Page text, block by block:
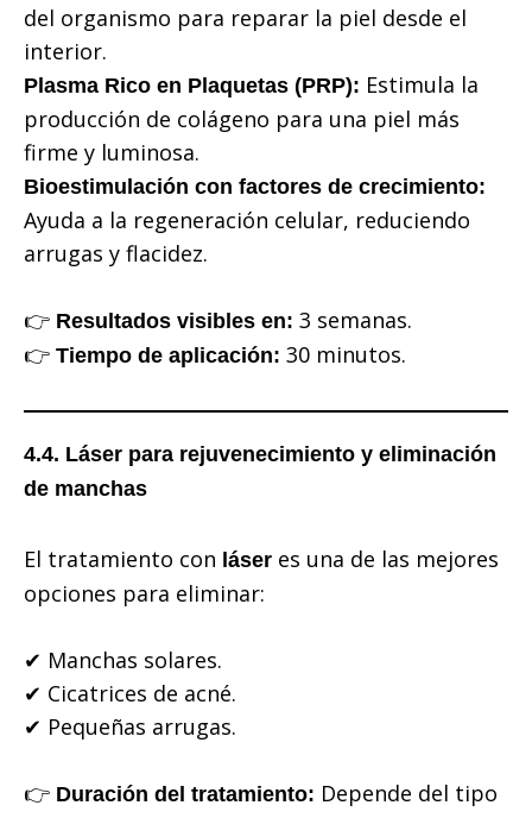
del organismo para reparar la piel desde el
interior.
Plasma Rico en Plaquetas (PRP): Estimula la
producción de colágeno para una piel más
firme y luminosa.
Bioestimulación con factores de crecimiento:
Ayuda a la regeneración celular, reduciendo
arrugas y flacidez.
👉 Resultados visibles en: 3 semanas.
👉 Tiempo de aplicación: 30 minutos.
4.4. Láser para rejuvenecimiento y eliminación
de manchas
El tratamiento con láser es una de las mejores
opciones para eliminar:
✔ Manchas solares.
✔ Cicatrices de acné.
✔ Pequeñas arrugas.
👉 Duración del tratamiento: Depende del tipo